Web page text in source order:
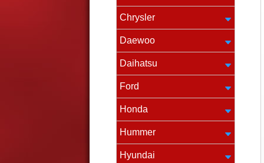
Chrysler
Daewoo
Daihatsu
Ford
Honda
Hummer
Hyundai